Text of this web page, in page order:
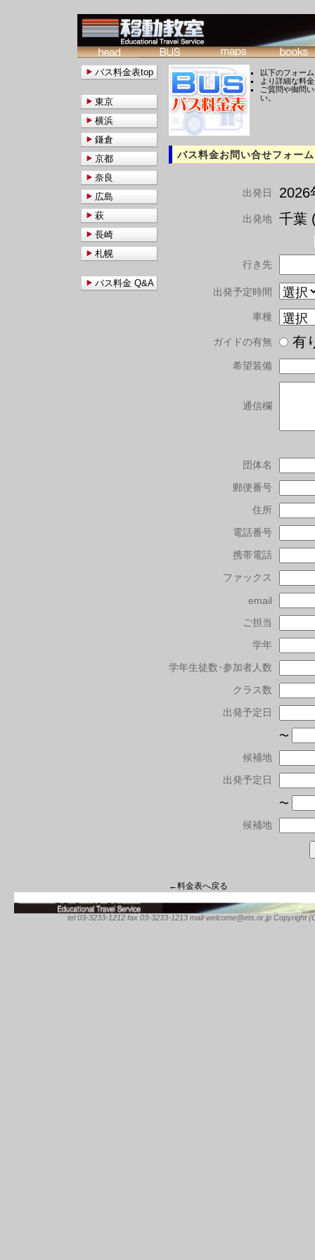
以下のフォー
より詳細な料
ご質問や御問
い。
バス料金お問い合せフォーム
出発日 2026
出発地 千葉
行き先
出発予定時間
車種
ガイドの有無
希望装備
通信欄
団体名
郵便番号
住所
電話番号
携帯電話
ファックス
email
ご担当
学年
学年生徒数･参加者人数
クラス数
出発予定日
〜
候補地
出発予定日
〜
候補地
←料金表へ戻る
バス料金表top
東京
横浜
鎌倉
京都
奈良
広島
萩
長崎
札幌
バス料金 Q&A
tel 03-3233-1212 fax 03-3233-1213 mail-welcome@ets.or.jp Copyright